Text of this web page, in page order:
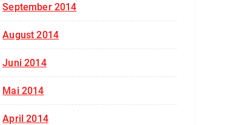
September 2014
August 2014
Juni 2014
Mai 2014
April 2014